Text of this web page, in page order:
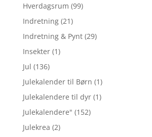
Hverdagsrum (99)
Indretning (21)
Indretning & Pynt (29)
Insekter (1)
Jul (136)
Julekalender til Børn (1)
Julekalendere til dyr (1)
Julekalendere" (152)
Julekrea (2)